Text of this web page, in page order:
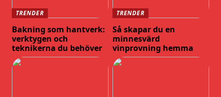
TRENDER
Bakning som hantverk:
verktygen och
teknikerna du behöver
TRENDER
Så skapar du en
minnesvärd
vinprovning hemma